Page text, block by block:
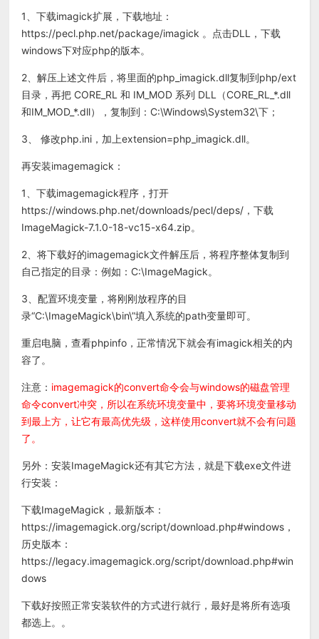
1、下载imagick扩展，下载地址：
https://pecl.php.net/package/imagick 。点击DLL，下载
windows下对应php的版本。
2、解压上述文件后，将里面的php_imagick.dll复制到php/ext
目录，再把 CORE_RL 和 IM_MOD 系列 DLL（CORE_RL_*.dll
和IM_MOD_*.dll），复制到：C:\Windows\System32\下；
3、 修改php.ini，加上extension=php_imagick.dll。
再安装imagemagick：
1、下载imagemagick程序，打开
https://windows.php.net/downloads/pecl/deps/，下载
ImageMagick-7.1.0-18-vc15-x64.zip。
2、将下载好的imagemagick文件解压后，将程序整体复制到
自己指定的目录：例如：C:\ImageMagick。
3、配置环境变量，将刚刚放程序的目
录“C:\ImageMagick\bin\”填入系统的path变量即可。
重启电脑，查看phpinfo，正常情况下就会有imagick相关的内
容了。
注意： imagemagick的convert命令会与windows的磁盘管理
命令convert冲突，所以在系统环境变量中，要将环境变量移动
到最上方，让它有最高优先级，这样使用convert就不会有问题
了。
另外：安装ImageMagick还有其它方法，就是下载exe文件进
行安装：
下载ImageMagick，最新版本：
https://imagemagick.org/script/download.php#windows，
历史版本：
https://legacy.imagemagick.org/script/download.php#win
dows
下载好按照正常安装软件的方式进行就行，最好是将所有选项
都选上。。